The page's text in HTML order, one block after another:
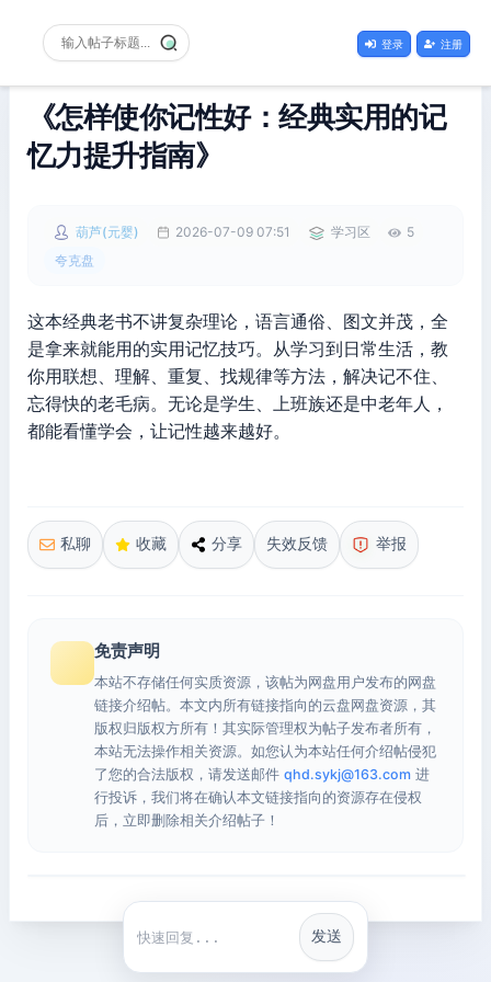
登录 注册
《怎样使你记性好：经典实用的记
忆力提升指南》
葫芦(元婴) 2026-07-09 07:51 学习区
5
夸克盘
这本经典老书不讲复杂理论，语言通俗、图文并茂，全
是拿来就能用的实用记忆技巧。从学习到日常生活，教
你用联想、理解、重复、找规律等方法，解决记不住、
忘得快的老毛病。无论是学生、上班族还是中老年人，
都能看懂学会，让记性越来越好。
私聊 收藏 分享 失效反馈 举报
免责声明
本站不存储任何实质资源，该帖为网盘用户发布的网盘
链接介绍帖。本文内所有链接指向的云盘网盘资源，其
版权归版权方所有！其实际管理权为帖子发布者所有，
本站无法操作相关资源。如您认为本站任何介绍帖侵犯
了您的合法版权，请发送邮件 qhd.sykj@163.com 进
行投诉，我们将在确认本文链接指向的资源存在侵权
后，立即删除相关介绍帖子！
快捷回复
发送